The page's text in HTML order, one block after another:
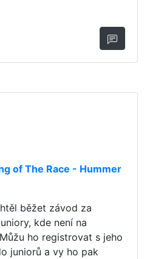
of The Race - Hummer
běžet závod za
kde není na
ho registrovat s jeho
juniorů a vy ho pak